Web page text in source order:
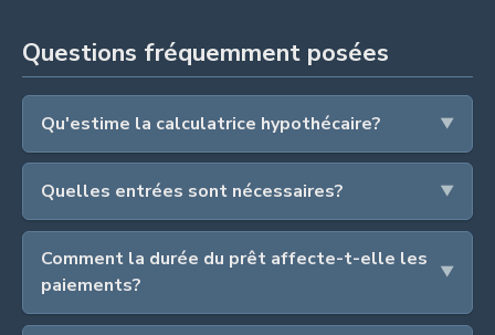
Questions fréquemment posées
Qu'estime la calculatrice hypothécaire?
Quelles entrées sont nécessaires?
Comment la durée du prêt affecte-t-elle les
paiements?